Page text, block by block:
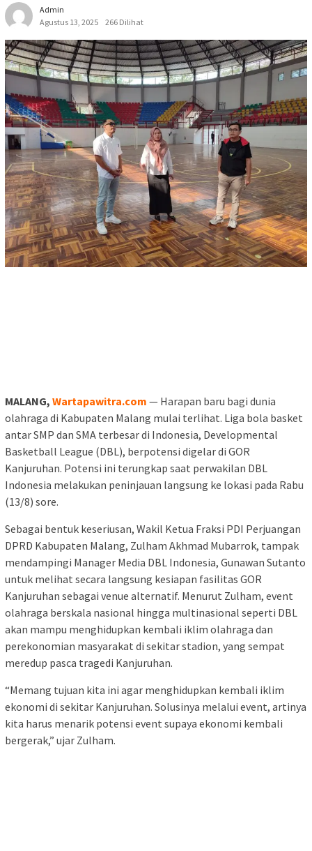
Admin
Agustus 13, 2025
266 Dilihat
MALANG, Wartapawitra.com — Harapan baru bagi dunia
olahraga di Kabupaten Malang mulai terlihat. Liga bola basket
antar SMP dan SMA terbesar di Indonesia, Developmental
Basketball League (DBL), berpotensi digelar di GOR
Kanjuruhan. Potensi ini terungkap saat perwakilan DBL
Indonesia melakukan peninjauan langsung ke lokasi pada Rabu
(13/8) sore.
Sebagai bentuk keseriusan, Wakil Ketua Fraksi PDI Perjuangan
DPRD Kabupaten Malang, Zulham Akhmad Mubarrok, tampak
mendampingi Manager Media DBL Indonesia, Gunawan Sutanto
untuk melihat secara langsung kesiapan fasilitas GOR
Kanjuruhan sebagai venue alternatif. Menurut Zulham, event
olahraga berskala nasional hingga multinasional seperti DBL
akan mampu menghidupkan kembali iklim olahraga dan
perekonomian masyarakat di sekitar stadion, yang sempat
meredup pasca tragedi Kanjuruhan.
“Memang tujuan kita ini agar menghidupkan kembali iklim
ekonomi di sekitar Kanjuruhan. Solusinya melalui event, artinya
kita harus menarik potensi event supaya ekonomi kembali
bergerak,” ujar Zulham.